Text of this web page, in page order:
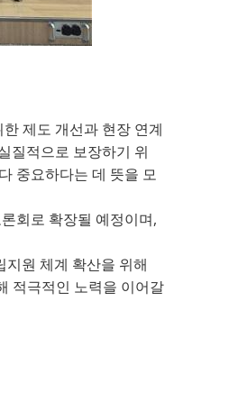
제도 개선과 현장 연계
질적으로 보장하기 위
중요하다는 데 뜻을 모
회로 확장될 예정이며 ,
원 체계 확산을 위해
적극적인 노력을 이어갈